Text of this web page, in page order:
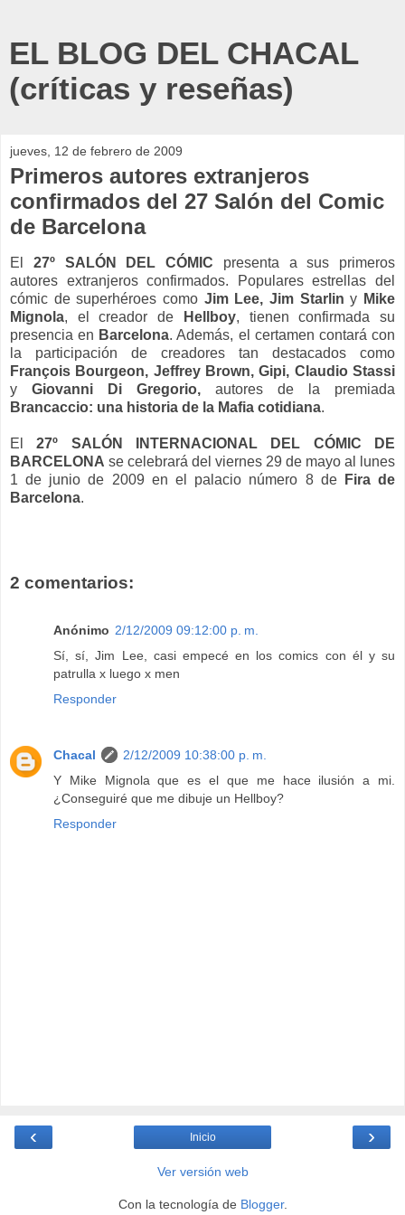
EL BLOG DEL CHACAL
(críticas y reseñas)
jueves, 12 de febrero de 2009
Primeros autores extranjeros
confirmados del 27 Salón del Comic
de Barcelona
El 27º SALÓN DEL CÓMIC presenta a sus primeros
autores extranjeros confirmados. Populares estrellas del
cómic de superhéroes como Jim Lee, Jim Starlin y Mike
Mignola, el creador de Hellboy, tienen confirmada su
presencia en Barcelona. Además, el certamen contará con
la participación de creadores tan destacados como
François Bourgeon, Jeffrey Brown, Gipi, Claudio Stassi
y Giovanni Di Gregorio, autores de la premiada
Brancaccio: una historia de la Mafia cotidiana.
El
27º SALÓN INTERNACIONAL DEL CÓMIC DE
BARCELONA se celebrará del viernes 29 de mayo al lunes
1 de junio de 2009 en el palacio número 8 de
Fira de
Barcelona.
2 comentarios:
Anónimo 2/12/2009 09:12:00 p. m.
Sí, sí, Jim Lee, casi empecé en los comics con él y su
patrulla x luego x men
Responder
Chacal
2/12/2009 10:38:00 p. m.
Y Mike Mignola que es el que me hace ilusión a mi.
¿Conseguiré que me dibuje un Hellboy?
Responder
‹ ›
Inicio
Ver versión web
Con la tecnología de Blogger.